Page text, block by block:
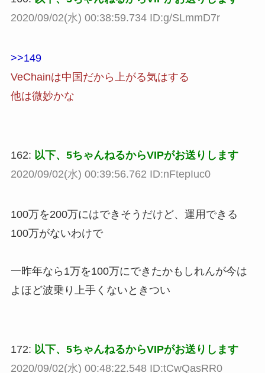
2020/09/02(水) 00:38:59.734 ID:g/SLmmD7r
>>149
VeChainは中国だから上がる気はする
他は微妙かな
162: 以下、5ちゃんねるからVIPがお送りします
2020/09/02(水) 00:39:56.762 ID:nFtepIuc0
100万を200万にはできそうだけど、運用できる
100万がないわけで
一昨年なら1万を100万にできたかもしれんが今は
よほど波乗り上手くないときつい
172: 以下、5ちゃんねるからVIPがお送りします
2020/09/02(水) 00:48:22.548 ID:tCwQasRR0